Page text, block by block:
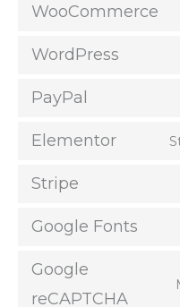
WooCommerce
WordPress
PayPal
Elementor
Stripe
Google Fonts
Google
reCAPTCHA